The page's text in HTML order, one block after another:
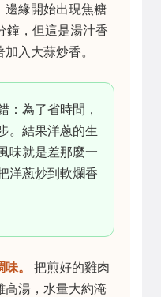
邊緣開始出現焦糖
鐘，但這是湯汁香
入大蒜炒香。
：為了省時間，
。結果洋蔥的生
味就是差那麼一
洋蔥炒到軟爛香
。
把煎好的雞肉
高湯，水量大約淹